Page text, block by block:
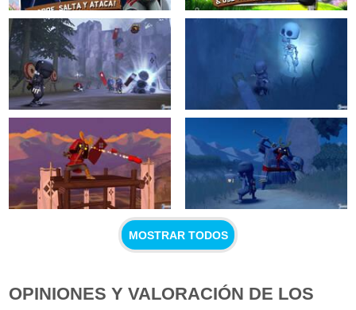
MOSTRAR TODOS
OPINIONES Y VALORACIÓN DE LOS